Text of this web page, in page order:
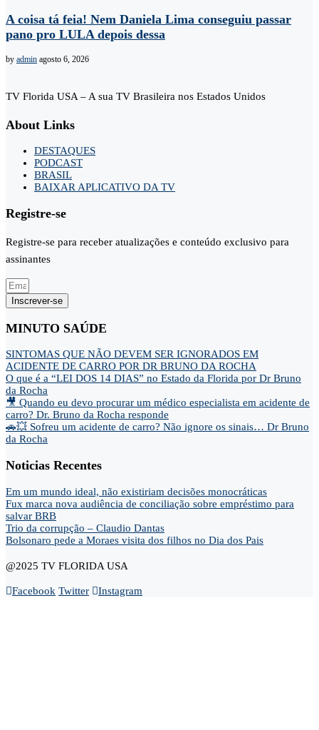
A coisa tá feia! Nem Daniela Lima conseguiu passar
pano pro LULA depois dessa
by admin agosto 6, 2026
TV Florida USA – A sua TV Brasileira nos Estados Unidos
About Links
DESTAQUES
PODCAST
BRASIL
BAIXAR APLICATIVO DA TV
Registre-se
Registre-se para receber atualizações e conteúdo exclusivo para
assinantes
Inscrever-se
MINUTO SAÚDE
SINTOMAS QUE NÃO DEVEM SER IGNORADOS EM
ACIDENTE DE CARRO POR DR BRUNO DA ROCHA
O que é a “LEI DOS 14 DIAS” no Estado da Florida por Dr Bruno
da Rocha
🎥 Quando eu devo procurar um médico especialista em acidente de
carro? Dr. Bruno da Rocha responde
🚗💥 Sofreu um acidente de carro? Não ignore os sinais… Dr Bruno
da Rocha
Noticias Recentes
Em um mundo ideal, não existiriam decisões monocráticas
Fux marca nova audiência de conciliação sobre empréstimo para
salvar BRB
Trio da corrupção – Claudio Dantas
Bolsonaro pede a Moraes visita dos filhos no Dia dos Pais
@2025 TV FLORIDA USA
Facebook Twitter Instagram